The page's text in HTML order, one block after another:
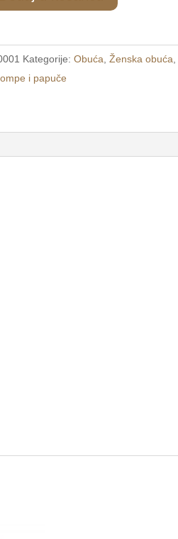
Kategorije:Obuća ,Ženska obuća
i papuče